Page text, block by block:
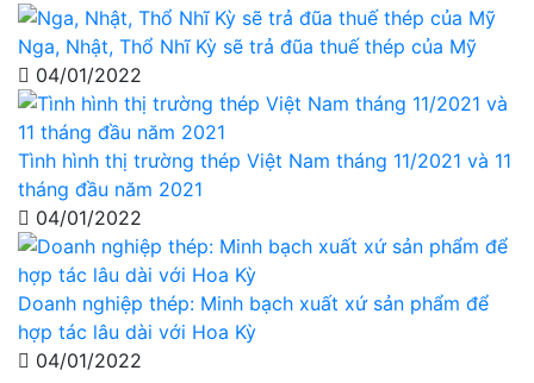
Nga, Nhật, Thổ Nhĩ Kỳ sẽ trả đũa thuế thép của Mỹ
04/01/2022
Tình hình thị trường thép Việt Nam tháng 11/2021 và 11
tháng đầu năm 2021
04/01/2022
Doanh nghiệp thép: Minh bạch xuất xứ sản phẩm để
hợp tác lâu dài với Hoa Kỳ
04/01/2022